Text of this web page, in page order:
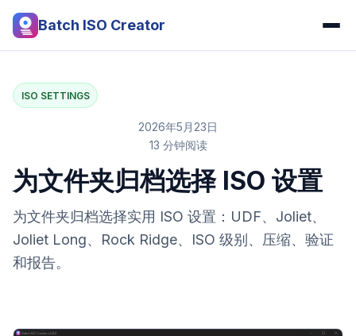
Batch ISO Creator
ISO SETTINGS
2026年5月23日
13 分钟阅读
为文件夹归档选择 ISO 设置
为文件夹归档选择实用 ISO 设置：UDF、Joliet、
Joliet Long、Rock Ridge、ISO 级别、压缩、验证
和报告。